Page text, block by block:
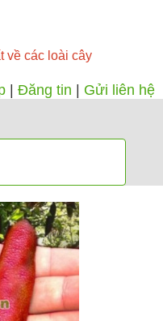
về các loài cây
Đăng tin Gửi liên hệ